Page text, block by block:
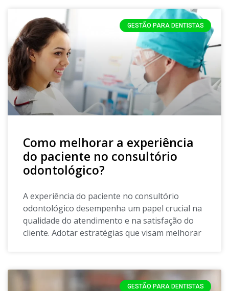
GESTÃO PARA DENTISTAS
Como melhorar a experiência
do paciente no consultório
odontológico?
A experiência do paciente no consultório
odontológico desempenha um papel crucial na
qualidade do atendimento e na satisfação do
cliente. Adotar estratégias que visam melhorar
GESTÃO PARA DENTISTAS